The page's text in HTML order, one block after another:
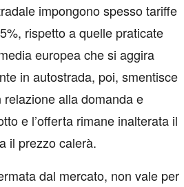
impongono spesso tariffe
rispetto a quelle praticate
europea che si aggira
in autostrada, poi, smentisce
alla domanda e
e l’offerta rimane inalterata il
il prezzo calerà.
dal mercato, non vale per